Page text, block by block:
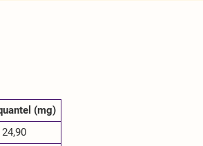
(mg)
24,90